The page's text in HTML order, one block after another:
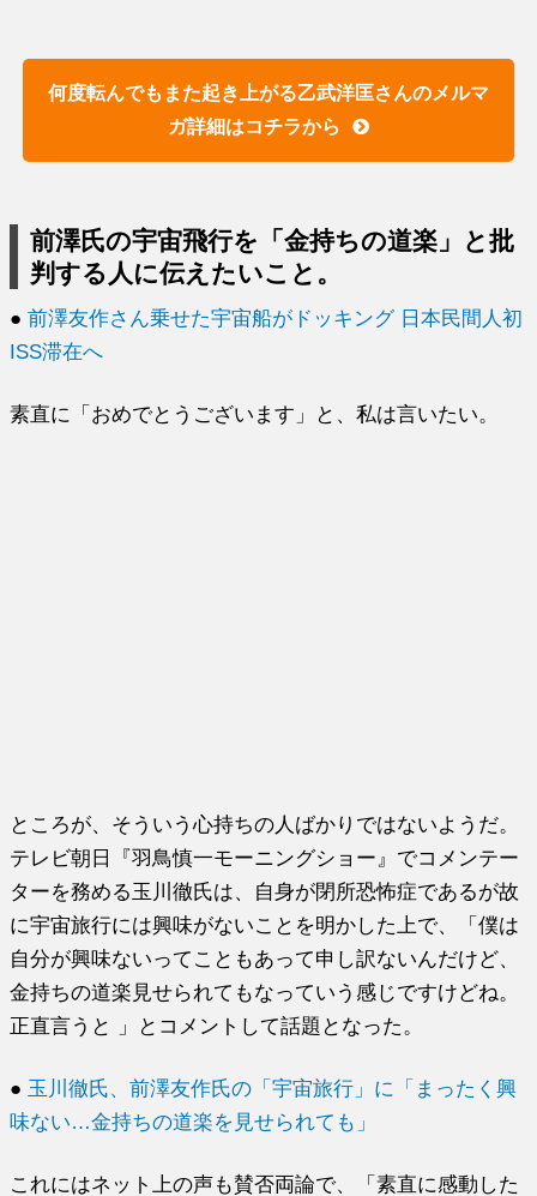
何度転んでもまた起き上がる乙武洋匡さんのメルマ
ガ詳細はコチラから
前澤氏の宇宙飛行を「金持ちの道楽」と批
判する人に伝えたいこと。
●前澤友作さん乗せた宇宙船がドッキング 日本民間人初
ISS滞在へ
素直に「おめでとうございます」と、私は言いたい。
ところが、そういう心持ちの人ばかりではないようだ。
テレビ朝日『羽鳥慎一モーニングショー』でコメンテー
ターを務める玉川徹氏は、自身が閉所恐怖症であるが故
に宇宙旅行には興味がないことを明かした上で、「僕は
自分が興味ないってこともあって申し訳ないんだけど、
金持ちの道楽見せられてもなっていう感じですけどね。
正直言うと 」とコメントして話題となった。
● 玉川徹氏、前澤友作氏の「宇宙旅行」に「まったく興
味ない…金持ちの道楽を見せられても」
これにはネット上の声も賛否両論で、「素直に感動した